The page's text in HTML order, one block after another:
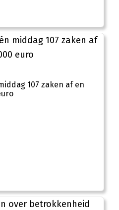
107 zaken af en